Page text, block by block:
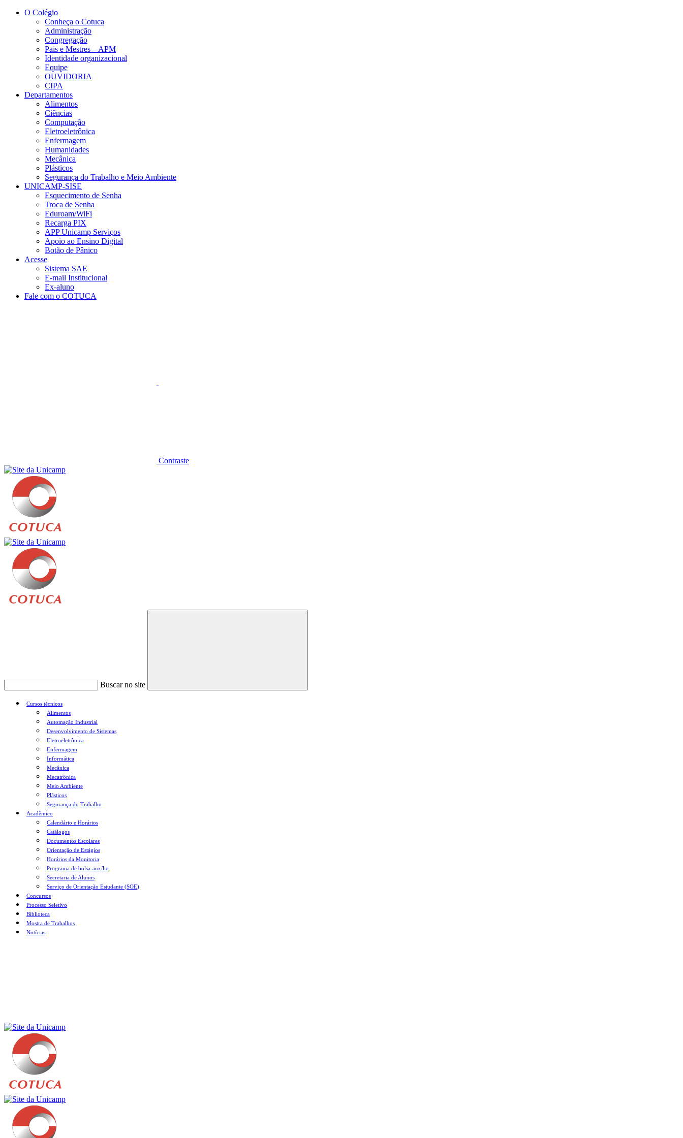
Conteúdo principal
O Colégio
Conheça o Cotuca
Administração
Congregação
Pais e Mestres – APM
Identidade organizacional
Equipe
OUVIDORIA
CIPA
Departamentos
Alimentos
Ciências
Computação
Eletroeletrônica
Enfermagem
Humanidades
Mecânica
Plásticos
Segurança do Trabalho e Meio Ambiente
UNICAMP-SISE
Esquecimento de Senha
Troca de Senha
Eduroam/WiFi
Recarga PIX
APP Unicamp Serviços
Apoio ao Ensino Digital
Botão de Pânico
Acesse
Sistema SAE
E-mail Institucional
Ex-aluno
Fale com o COTUCA
Contraste
Buscar no site
Buscar
Cursos técnicos
Alimentos
Automação Industrial
Desenvolvimento de Sistemas
Eletroeletrônica
Enfermagem
Informática
Mecânica
Mecatrônica
Meio Ambiente
Plásticos
Segurança do Trabalho
Acadêmico
Calendário e Horários
Catálogos
Documentos Escolares
Orientação de Estágios
Horários da Monitoria
Programa de bolsa-auxílio
Secretaria de Alunos
Serviço de Orientação Estudante (SOE)
Concursos
Processo Seletivo
Biblioteca
Mostra de Trabalhos
Notícias